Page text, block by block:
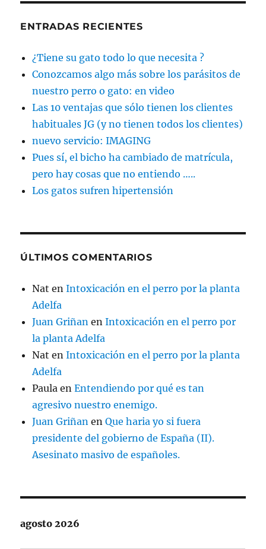
ENTRADAS RECIENTES
¿Tiene su gato todo lo que necesita ?
Conozcamos algo más sobre los parásitos de
nuestro perro o gato: en video
Las 10 ventajas que sólo tienen los clientes
habituales JG (y no tienen todos los clientes)
nuevo servicio: IMAGING
Pues sí, el bicho ha cambiado de matrícula,
pero hay cosas que no entiendo …..
Los gatos sufren hipertensión
ÚLTIMOS COMENTARIOS
Nat enIntoxicación en el perro por la planta
Adelfa
Juan Griñan enIntoxicación en el perro por
la planta Adelfa
Nat enIntoxicación en el perro por la planta
Adelfa
Paula enEntendiendo por qué es tan
agresivo nuestro enemigo.
Juan Griñan enQue haria yo si fuera
presidente del gobierno de España (II).
Asesinato masivo de españoles.
agosto 2026